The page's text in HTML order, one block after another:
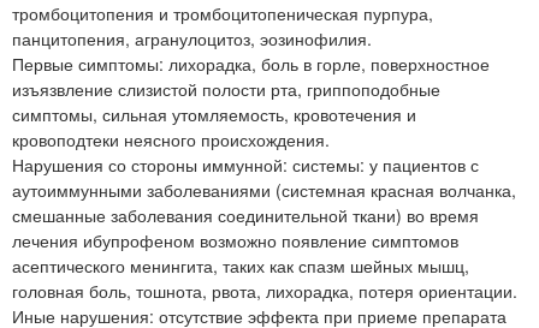
тромбоцитопения и тромбоцитопеническая пурпура,
панцитопения, агранулоцитоз, эозинофилия.
Первые симптомы: лихорадка, боль в горле, поверхностное
изъязвление слизистой полости рта, гриппоподобные
симптомы, сильная утомляемость, кровотечения и
кровоподтеки неясного происхождения.
Нарушения со стороны иммунной: системы: у пациентов с
аутоиммунными заболеваниями (системная красная волчанка,
смешанные заболевания соединительной ткани) во время
лечения ибупрофеном возможно появление симптомов
асептического менингита, таких как спазм шейных мышц,
головная боль, тошнота, рвота, лихорадка, потеря ориентации.
Иные нарушения: отсутствие эффекта при приеме препарата